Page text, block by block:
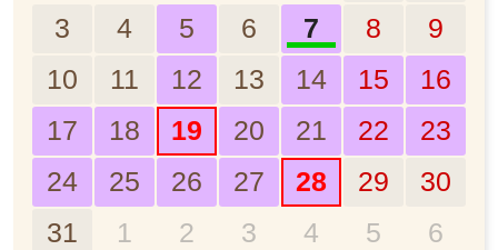
Март
Апрель
Май
Июнь
2026
2027
2028
3
4 5 6 7 8
9
10
11 12 13 14 15
16
17
18 19 20 21 22
23
24
25 26 27 28 29
30
31
1 2 3 4 5 6